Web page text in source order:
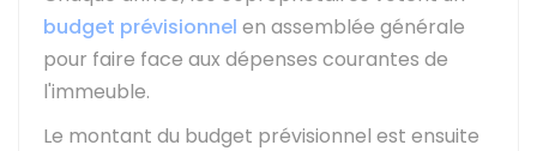
budget prévisionnel en assemblée générale
pour faire face aux dépenses courantes de
l'immeuble.
Le montant du budget prévisionnel est ensuite